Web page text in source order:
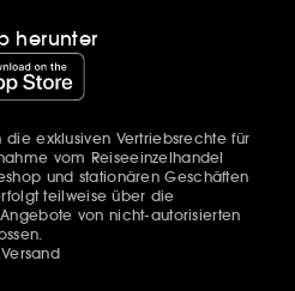
herunter
exklusiven Vertriebsrechte für
vom Reiseeinzelhandel
und stationären Geschäften
teilweise über die
von nicht-autorisierten